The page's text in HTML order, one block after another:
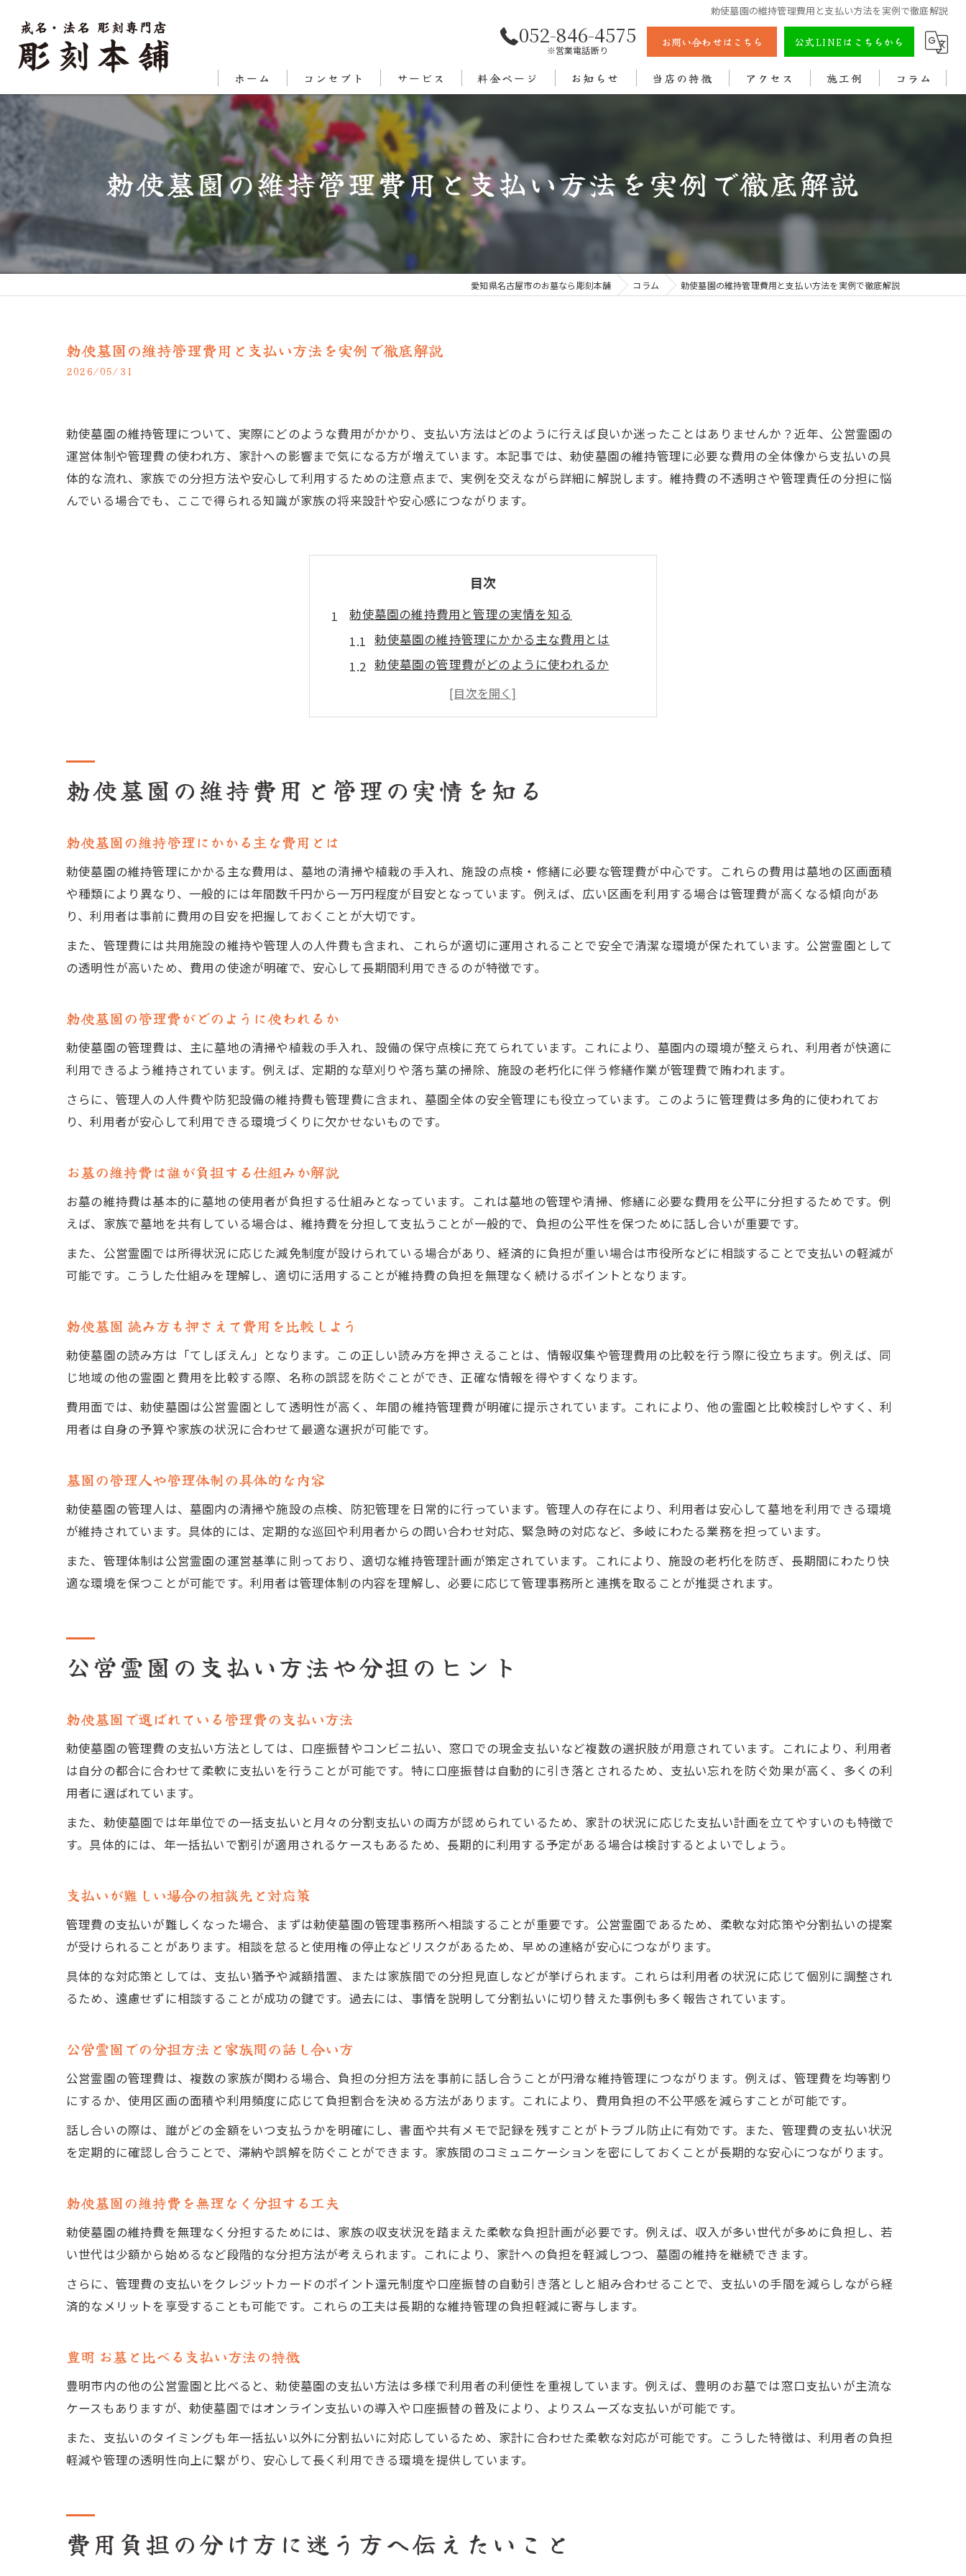
勅使墓園の維持管理費用と支払い方法を実例で徹底解説
052-846-4575
※営業電話断り
お問い合わせはこちら 公式LINEはこちらから
ホーム コンセプト
代表あいさつ
対応エリア
サービス 料金ページ お知らせ 当店の特徴
法名
色入れ
アクセス 施工例 コラム
勅使墓園の維持管理費用と支払い方法を実例で徹底解説
愛知県名古屋市のお墓なら彫刻本舗 コラム 勅使墓園の維持管理費用と支払い方法を実例で徹底解説
勅使墓園の維持管理費用と支払い方法を実例で徹底解説
2026/05/31
勅使墓園の維持管理について、実際にどのような費用がかかり、支払い方法はどのように行えば良いか迷ったことはありませんか？近年、公営霊園の
運営体制や管理費の使われ方、家計への影響まで気になる方が増えています。本記事では、勅使墓園の維持管理に必要な費用の全体像から支払いの具
体的な流れ、家族での分担方法や安心して利用するための注意点まで、実例を交えながら詳細に解説します。維持費の不透明さや管理責任の分担に悩
んでいる場合でも、ここで得られる知識が家族の将来設計や安心感につながります。
目次
勅使墓園の維持費用と管理の実情を知る
勅使墓園の維持管理にかかる主な費用とは
勅使墓園の管理費がどのように使われるか
お墓の維持費は誰が負担する仕組みか解説
勅使墓園 読み方も押さえて費用を比較しよう
勅使墓園で選ばれている管理費の支払い方法
勅使墓園の維持費を無理なく分担する工夫
豊明 お墓と比べる支払い方法の特徴
費用負担の分け方に迷う方へ伝えたいこと
勅使墓園の維持費分担で家族がもめない秘訣
お墓の維持費を公平に分ける実践的な方法
分担が難しい場合の話し合い方と注意点
勅使墓園の管理はどこまでが対象か解説
勅使墓園の維持管理で含まれる作業内容
お墓の清掃や植栽管理はどこまで対応か
勅使墓園の管理体制を知って安心できる理由
安心して利用するための維持管理ポイント
勅使墓園の維持管理で押さえたい注意点
費用や制度の変更にどう備えるべきか
家族で支える勅使墓園の管理費用事情
維持費の分担で家族が協力しやすくなる工夫
勅使墓園の維持費用と管理の実情を知る
勅使墓園の維持管理にかかる主な費用とは
勅使墓園の維持管理にかかる主な費用は、墓地の清掃や植栽の手入れ、施設の点検・修繕に必要な管理費が中心です。これらの費用は墓地の区画面積
や種類により異なり、一般的には年間数千円から一万円程度が目安となっています。例えば、広い区画を利用する場合は管理費が高くなる傾向があ
り、利用者は事前に費用の目安を把握しておくことが大切です。
また、管理費には共用施設の維持や管理人の人件費も含まれ、これらが適切に運用されることで安全で清潔な環境が保たれています。公営霊園として
の透明性が高いため、費用の使途が明確で、安心して長期間利用できるのが特徴です。
勅使墓園の管理費がどのように使われるか
勅使墓園の管理費は、主に墓地の清掃や植栽の手入れ、設備の保守点検に充てられています。これにより、墓園内の環境が整えられ、利用者が快適に
利用できるよう維持されています。例えば、定期的な草刈りや落ち葉の掃除、施設の老朽化に伴う修繕作業が管理費で賄われます。
さらに、管理人の人件費や防犯設備の維持費も管理費に含まれ、墓園全体の安全管理にも役立っています。このように管理費は多角的に使われてお
り、利用者が安心して利用できる環境づくりに欠かせないものです。
お墓の維持費は誰が負担する仕組みか解説
お墓の維持費は基本的に墓地の使用者が負担する仕組みとなっています。これは墓地の管理や清掃、修繕に必要な費用を公平に分担するためです。例
えば、家族で墓地を共有している場合は、維持費を分担して支払うことが一般的で、負担の公平性を保つために話し合いが重要です。
また、公営霊園では所得状況に応じた減免制度が設けられている場合があり、経済的に負担が重い場合は市役所などに相談することで支払いの軽減が
可能です。こうした仕組みを理解し、適切に活用することが維持費の負担を無理なく続けるポイントとなります。
勅使墓園 読み方も押さえて費用を比較しよう
勅使墓園の読み方は「てしぼえん」となります。この正しい読み方を押さえることは、情報収集や管理費用の比較を行う際に役立ちます。例えば、同
じ地域の他の霊園と費用を比較する際、名称の誤認を防ぐことができ、正確な情報を得やすくなります。
費用面では、勅使墓園は公営霊園として透明性が高く、年間の維持管理費が明確に提示されています。これにより、他の霊園と比較検討しやすく、利
用者は自身の予算や家族の状況に合わせて最適な選択が可能です。
墓園の管理人や管理体制の具体的な内容
勅使墓園の管理人は、墓園内の清掃や施設の点検、防犯管理を日常的に行っています。管理人の存在により、利用者は安心して墓地を利用できる環境
が維持されています。具体的には、定期的な巡回や利用者からの問い合わせ対応、緊急時の対応など、多岐にわたる業務を担っています。
また、管理体制は公営霊園の運営基準に則っており、適切な維持管理計画が策定されています。これにより、施設の老朽化を防ぎ、長期間にわたり快
適な環境を保つことが可能です。利用者は管理体制の内容を理解し、必要に応じて管理事務所と連携を取ることが推奨されます。
公営霊園の支払い方法や分担のヒント
勅使墓園で選ばれている管理費の支払い方法
勅使墓園の管理費の支払い方法としては、口座振替やコンビニ払い、窓口での現金支払いなど複数の選択肢が用意されています。これにより、利用者
は自分の都合に合わせて柔軟に支払いを行うことが可能です。特に口座振替は自動的に引き落とされるため、支払い忘れを防ぐ効果が高く、多くの利
用者に選ばれています。
また、勅使墓園では年単位での一括支払いと月々の分割支払いの両方が認められているため、家計の状況に応じた支払い計画を立てやすいのも特徴で
す。具体的には、年一括払いで割引が適用されるケースもあるため、長期的に利用する予定がある場合は検討するとよいでしょう。
支払いが難しい場合の相談先と対応策
管理費の支払いが難しくなった場合、まずは勅使墓園の管理事務所へ相談することが重要です。公営霊園であるため、柔軟な対応策や分割払いの提案
が受けられることがあります。相談を怠ると使用権の停止などリスクがあるため、早めの連絡が安心につながります。
具体的な対応策としては、支払い猶予や減額措置、または家族間での分担見直しなどが挙げられます。これらは利用者の状況に応じて個別に調整され
るため、遠慮せずに相談することが成功の鍵です。過去には、事情を説明して分割払いに切り替えた事例も多く報告されています。
公営霊園での分担方法と家族間の話し合い方
公営霊園の管理費は、複数の家族が関わる場合、負担の分担方法を事前に話し合うことが円滑な維持管理につながります。例えば、管理費を均等割り
にするか、使用区画の面積や利用頻度に応じて負担割合を決める方法があります。これにより、費用負担の不公平感を減らすことが可能です。
話し合いの際は、誰がどの金額をいつ支払うかを明確にし、書面や共有メモで記録を残すことがトラブル防止に有効です。また、管理費の支払い状況
を定期的に確認し合うことで、滞納や誤解を防ぐことができます。家族間のコミュニケーションを密にしておくことが長期的な安心につながります。
勅使墓園の維持費を無理なく分担する工夫
勅使墓園の維持費を無理なく分担するためには、家族の収支状況を踏まえた柔軟な負担計画が必要です。例えば、収入が多い世代が多めに負担し、若
い世代は少額から始めるなど段階的な分担方法が考えられます。これにより、家計への負担を軽減しつつ、墓園の維持を継続できます。
さらに、管理費の支払いをクレジットカードのポイント還元制度や口座振替の自動引き落としと組み合わせることで、支払いの手間を減らしながら経
済的なメリットを享受することも可能です。これらの工夫は長期的な維持管理の負担軽減に寄与します。
豊明 お墓と比べる支払い方法の特徴
豊明市内の他の公営霊園と比べると、勅使墓園の支払い方法は多様で利用者の利便性を重視しています。例えば、豊明のお墓では窓口支払いが主流な
ケースもありますが、勅使墓園ではオンライン支払いの導入や口座振替の普及により、よりスムーズな支払いが可能です。
また、支払いのタイミングも年一括払い以外に分割払いに対応しているため、家計に合わせた柔軟な対応が可能です。こうした特徴は、利用者の負担
軽減や管理の透明性向上に繋がり、安心して長く利用できる環境を提供しています。
費用負担の分け方に迷う方へ伝えたいこと